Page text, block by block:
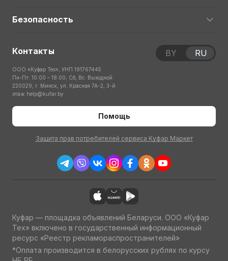
Безопасность
Контакты
ООО «Куфар Тех», УНП 191767445
Пн-Пт: 10:00 – 18:00; Сб, Вс: Выходной
220029, г. Минск, ул. Красная 7А-2, 3-й
этаж help@kufar.by
Помощь
Защита прав потребителей сервиса Куфар Маркет
BY RU
Куфар — площадка объявлений Беларуси. ООО «Куфар
Тех» включено в государственный информационный
ресурс «Реестр рекламораспространителей»
*Оплата производится в белорусских рублях по курсу